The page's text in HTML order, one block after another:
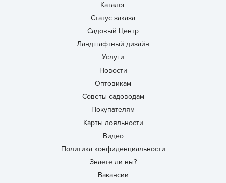
Каталог
Статус заказа
Садовый Центр
Ландшафтный дизайн
Услуги
Новости
Оптовикам
Советы садоводам
Покупателям
Карты лояльности
Видео
Политика конфиденциальности
Знаете ли вы?
Вакансии